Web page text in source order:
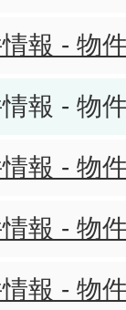
報 - 物
報 - 物
報 - 物
報 - 物
報 - 物